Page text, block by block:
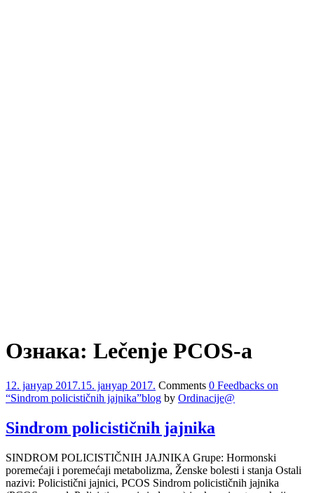
Ознака: Lečenje PCOS-a
12. јануар 2017.15. јануар 2017. Comments 0 Feedbacks on
“Sindrom policističnih jajnika”blog by Ordinacije@
Sindrom policističnih jajnika
SINDROM POLICISTIČNIH JAJNIKA Grupe: Hormonski
poremećaji i poremećaji metabolizma, Ženske bolesti i stanja Ostali
nazivi: Policistični jajnici, PCOS Sindrom policističnih jajnika